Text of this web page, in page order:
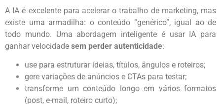
A IA é excelente para acelerar o trabalho de marketing, mas
existe uma armadilha: o conteúdo “genérico”, igual ao de
todo mundo. Uma abordagem inteligente é usar IA para
ganhar velocidade sem perder autenticidade:
use para estruturar ideias, títulos, ângulos e roteiros;
gere variações de anúncios e CTAs para testar;
transforme um conteúdo longo em vários formatos
(post, e-mail, roteiro curto);